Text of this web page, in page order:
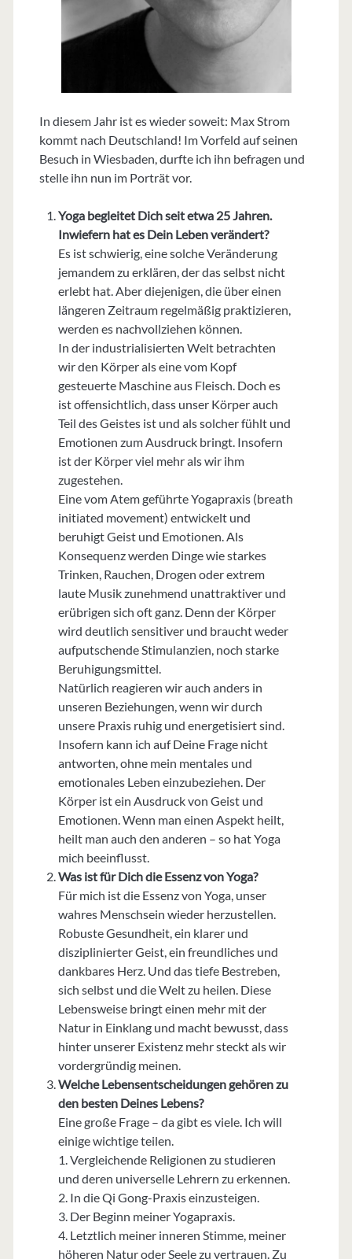
In diesem Jahr ist es wieder soweit: Max Strom
kommt nach Deutschland! Im Vorfeld auf seinen
Besuch in Wiesbaden, durfte ich ihn befragen und
stelle ihn nun im Porträt vor.
Yoga begleitet Dich seit etwa 25 Jahren.
Inwiefern hat es Dein Leben verändert?
Es ist schwierig, eine solche Veränderung
jemandem zu erklären, der das selbst nicht
erlebt hat. Aber diejenigen, die über einen
längeren Zeitraum regelmäßig praktizieren,
werden es nachvollziehen können.
In der industrialisierten Welt betrachten
wir den Körper als eine vom Kopf
gesteuerte Maschine aus Fleisch. Doch es
ist offensichtlich, dass unser Körper auch
Teil des Geistes ist und als solcher fühlt und
Emotionen zum Ausdruck bringt. Insofern
ist der Körper viel mehr als wir ihm
zugestehen.
Eine vom Atem geführte Yogapraxis (breath
initiated movement) entwickelt und
beruhigt Geist und Emotionen. Als
Konsequenz werden Dinge wie starkes
Trinken, Rauchen, Drogen oder extrem
laute Musik zunehmend unattraktiver und
erübrigen sich oft ganz. Denn der Körper
wird deutlich sensitiver und braucht weder
aufputschende Stimulanzien, noch starke
Beruhigungsmittel.
Natürlich reagieren wir auch anders in
unseren Beziehungen, wenn wir durch
unsere Praxis ruhig und energetisiert sind.
Insofern kann ich auf Deine Frage nicht
antworten, ohne mein mentales und
emotionales Leben einzubeziehen. Der
Körper ist ein Ausdruck von Geist und
Emotionen. Wenn man einen Aspekt heilt,
heilt man auch den anderen – so hat Yoga
mich beeinflusst.
Was ist für Dich die Essenz von Yoga?
Für mich ist die Essenz von Yoga, unser
wahres Menschsein wieder herzustellen.
Robuste Gesundheit, ein klarer und
disziplinierter Geist, ein freundliches und
dankbares Herz. Und das tiefe Bestreben,
sich selbst und die Welt zu heilen. Diese
Lebensweise bringt einen mehr mit der
Natur in Einklang und macht bewusst, dass
hinter unserer Existenz mehr steckt als wir
vordergründig meinen.
Welche Lebensentscheidungen gehören zu
den besten Deines Lebens?
Eine große Frage – da gibt es viele. Ich will
einige wichtige teilen.
1. Vergleichende Religionen zu studieren
und deren universelle Lehrern zu erkennen.
2. In die Qi Gong-Praxis einzusteigen.
3. Der Beginn meiner Yogapraxis.
4. Letztlich meiner inneren Stimme, meiner
höheren Natur oder Seele zu vertrauen. Zu